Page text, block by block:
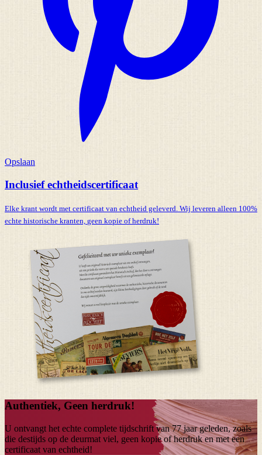
Opslaan
Inclusief echtheidscertificaat
Elke krant wordt met certificaat van echtheid geleverd. Wij leveren alleen 100%
echte historische kranten, geen kopie of herdruk!
Authentiek, Geen herdruk!
U ontvangt het echte complete tijdschrift van77 jaargeleden, zoals
die destijds op de deurmat viel, geen kopie of herdruk en met een
certificaat van echtheid!